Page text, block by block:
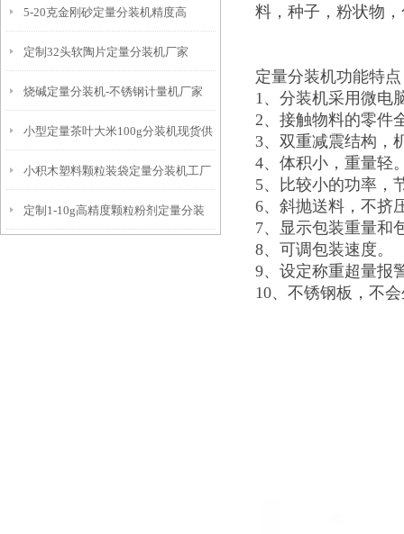
家
5-20克金刚砂定量分装机精度高
定制32头软陶片定量分装机厂家
烧碱定量分装机-不锈钢计量机厂家
小型定量茶叶大米100g分装机现货供
应
小积木塑料颗粒装袋定量分装机工厂
生产
定制1-10g高精度颗粒粉剂定量分装
料，种子，粉状物
定量分装机功能特
1、分装机采用微电
2、接触物料的零件
3、双重减震结构，
4、体积小，重量轻
5、比较小的功率，
6、斜抛送料，不挤
7、显示包装重量和
8、可调包装速度。
9、设定称重超量报
10、不锈钢板，不